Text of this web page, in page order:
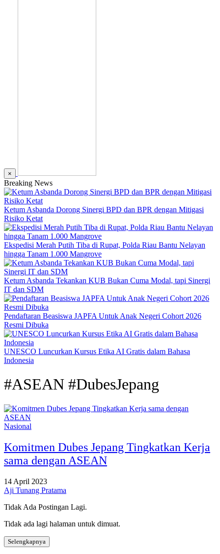
×
Breaking News
Ketum Asbanda Dorong Sinergi BPD dan BPR dengan Mitigasi
Risiko Ketat
Ekspedisi Merah Putih Tiba di Rupat, Polda Riau Bantu Nelayan
hingga Tanam 1.000 Mangrove
Ketum Asbanda Tekankan KUB Bukan Cuma Modal, tapi Sinergi
IT dan SDM
Pendaftaran Beasiswa JAPFA Untuk Anak Negeri Cohort 2026
Resmi Dibuka
UNESCO Luncurkan Kursus Etika AI Gratis dalam Bahasa
Indonesia
#ASEAN #DubesJepang
Nasional
Komitmen Dubes Jepang Tingkatkan Kerja
sama dengan ASEAN
14 April 2023
Aji Tunang Pratama
Tidak Ada Postingan Lagi.
Tidak ada lagi halaman untuk dimuat.
Selengkapnya